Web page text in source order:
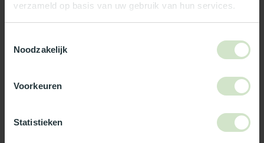
verzameld op basis van uw gebruik van hun services.
Noodzakelijk
Voorkeuren
Statistieken
Wat ons écht bijzonder maakt:
Gratis bezorging in Nederland, m.u.v. de Waddeneilanden